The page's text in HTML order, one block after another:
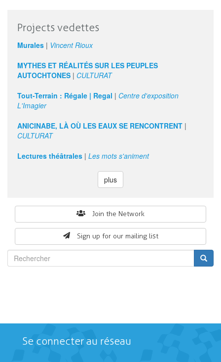
Projects vedettes
Murales | Vincent Rioux
MYTHES ET RÉALITÉS SUR LES PEUPLES
AUTOCHTONES | CULTURAT
Tout-Terrain : Régale | Regal | Centre d'exposition
L'Imagier
ANICINABE, LÀ OÙ LES EAUX SE RENCONTRENT |
CULTURAT
Lectures théâtrales | Les mots s'animent
plus
Join the Network
Sign up for our mailing list
form
Se connecter au réseau